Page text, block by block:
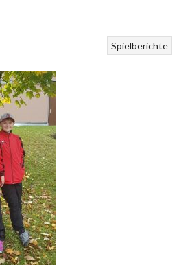
Spielberichte